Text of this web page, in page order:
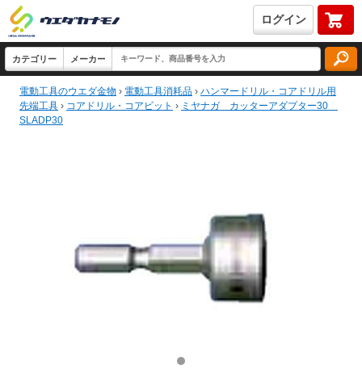
ログイン
電動工具のウエダ金物 › 電動工具消耗品 › ハンマードリル・コアドリル用
先端工具 › コアドリル・コアビット › ミヤナガ カッターアダプター30
SLADP30